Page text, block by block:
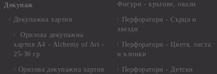
Декупаж
Декупажна хартия
Оризова декупажна
хартия А4 - Alchemy of Art -
25-30 гр.
Оризова декупажна хартия
Фигури - кръгове, овали
Перфоратори - Сърца и
звезди
Перфоратори - Цветя, листа
и клонки
Перфоратори - Детски